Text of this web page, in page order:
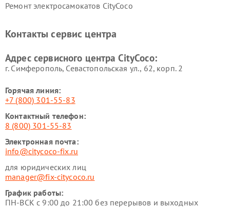
Ремонт электросамокатов CityCoco
Контакты сервис центра
Адрес сервисного центра CityCoco:
г. Симферополь, Севастопольская ул., 62, корп. 2
Горячая линия:
+7 (800) 301-55-83
Контактный телефон:
8 (800) 301-55-83
Электронная почта:
info@citycoco-fix.ru
для юридических лиц
manager@fix-citycoco.ru
График работы:
ПН-ВСК с 9:00 до 21:00 без перерывов и выходных